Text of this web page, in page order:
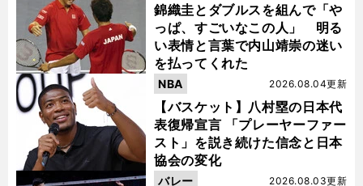
錦織圭とダブルスを組んで「や
っぱ、すごいなこの人」 明る
い表情と言葉で内山靖崇の迷い
を払ってくれた
【バスケット】八村塁の日本代
表復帰宣言 「プレーヤーファー
スト」を説き続けた信念と日本
協会の変化
2026.08.04更新
NBA
2026.08.03更新
バレー